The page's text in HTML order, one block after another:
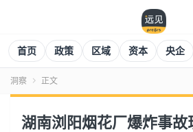
首页 政策 区域 资本 央企
洞察  正文
湖南浏阳烟花厂爆炸事故